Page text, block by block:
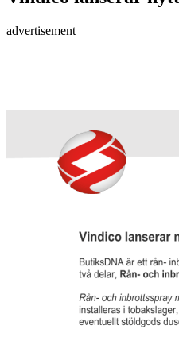
advertisement